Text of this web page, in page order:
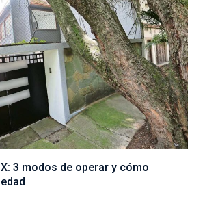
3 modos de operar y cómo